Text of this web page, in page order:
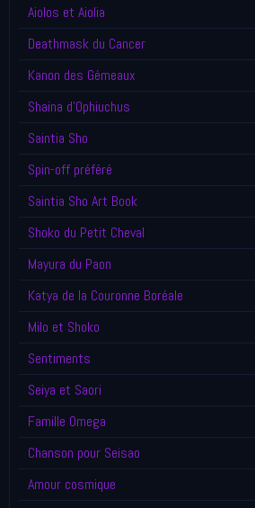
Aiolos et Aiolia
Deathmask du Cancer
Kanon des Gémeaux
Shaina d'Ophiuchus
Saintia Sho
Spin-off préféré
Saintia Sho Art Book
Shoko du Petit Cheval
Mayura du Paon
Katya de la Couronne Boréale
Milo et Shoko
Sentiments
Seiya et Saori
Famille Omega
Chanson pour Seisao
Amour cosmique